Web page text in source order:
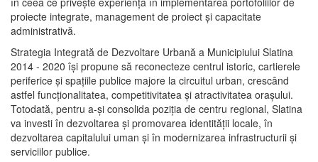
proiecte integrate, management de proiect și capacitate
administrativă.
Strategia Integrată de Dezvoltare Urbană a Municipiului Slatina
2014 - 2020 își propune să reconecteze centrul istoric, cartierele
periferice şi spaţiile publice majore la circuitul urban, crescând
astfel funcţionalitatea, competitivitatea şi atractivitatea oraşului.
Totodată, pentru a-şi consolida poziţia de centru regional, Slatina
va investi în dezvoltarea şi promovarea identităţii locale, în
dezvoltarea capitalului uman şi în modernizarea infrastructurii şi
serviciilor publice.